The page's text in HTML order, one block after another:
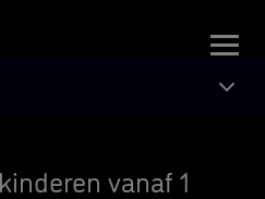
vanaf 1